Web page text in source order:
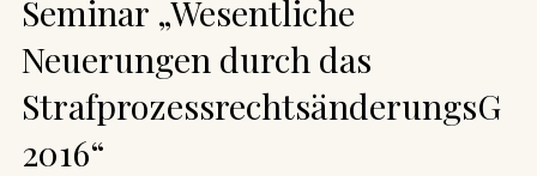
Seminar „Wesentliche
Neuerungen durch das
StrafprozessrechtsänderungsG
2016“